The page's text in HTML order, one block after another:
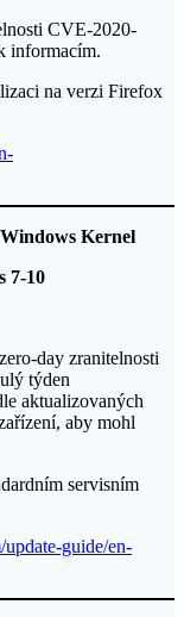
CVE-2020-
informacím.
na verzi Firefox
Kernel
7-10
day zranitelnosti
týden
aktualizovaných
aby mohl
servisním
guide/en-